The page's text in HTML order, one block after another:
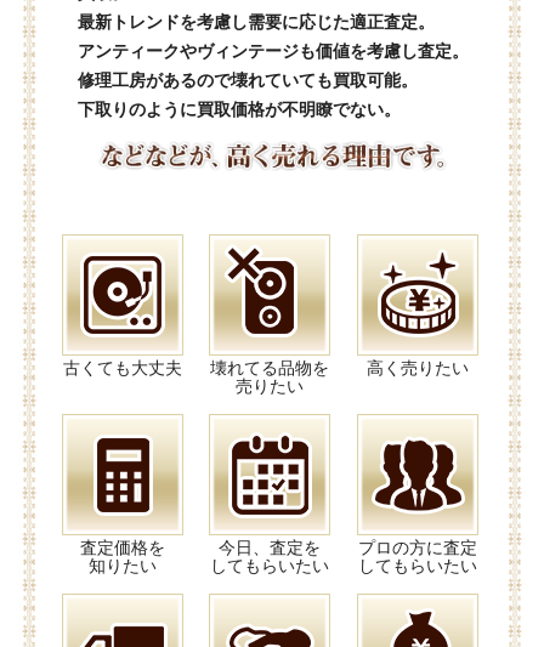
最新トレンドを考慮し需要に応じた適正査定。
アンティークやヴィンテージも価値を考慮し査定。
修理工房があるので壊れていても買取可能。
下取りのように買取価格が不明瞭でない。
古くても大丈夫
壊れてる品物を
売りたい
高く売りたい
査定価格を
知りたい
今日、査定を
してもらいたい
プロの方に査定
してもらいたい